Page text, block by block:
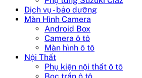
Dịch vụ - bảo dưỡng
Màn Hình Camera
Android Box
Camera ô tô
Màn hình ô tô
Nội Thất
Phụ kiện nội thất ô tô